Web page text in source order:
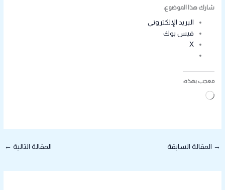
شارك هذا الموضوع:
البريد الإلكتروني
فيس بوك
X
معجب بهذه:
جاري
→ المقالة السابقة المقالة التالية ←